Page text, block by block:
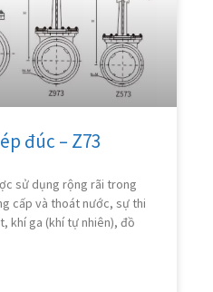
đúc – Z73
sử dụng rộng rãi trong
cấp và thoát nước, sự thi
khí ga (khí tự nhiên), đồ